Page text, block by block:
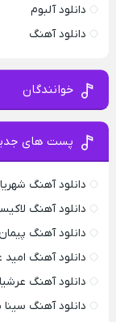
دانلود آلبوم
دانلود آهنگ
خوانندگان
پست های
دانلود آهنگ
دانلود آهنگ لاکیسام
دانلود آهنگ
دانلود آهنگ
دانلود آهنگ
دانلود آهنگ سینا